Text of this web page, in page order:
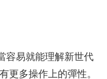
容易就能理解新世代
更多操作上的彈性。